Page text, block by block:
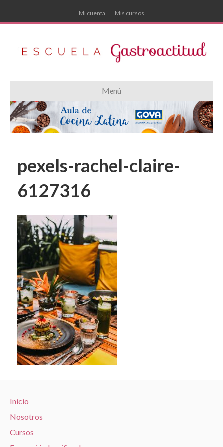
Mi cuenta Mis cursos
Menú
pexels-rachel-claire-
6127316
Inicio
Nosotros
Cursos